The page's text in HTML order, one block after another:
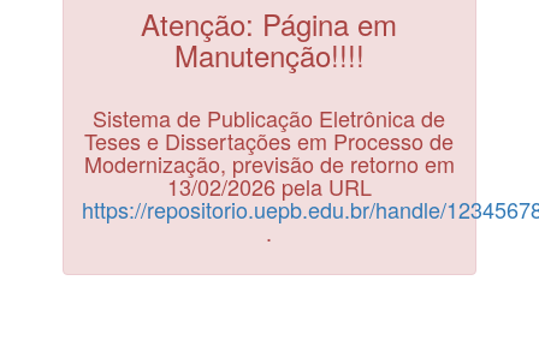
Atenção: Página em
Manutenção!!!!
Sistema de Publicação Eletrônica de
Teses e Dissertações em Processo de
Modernização, previsão de retorno em
13/02/2026 pela URL
https://repositorio.uepb.edu.br/handle/
.